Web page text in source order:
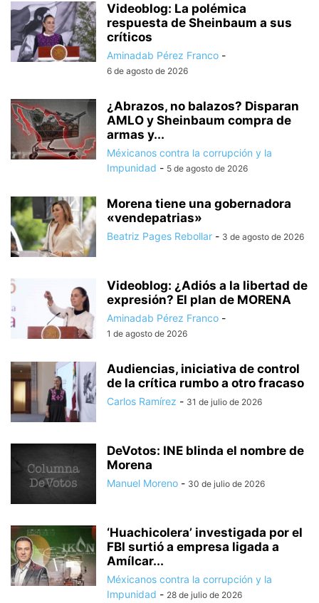
Videoblog: La polémica
respuesta de Sheinbaum a sus
críticos
Aminadab Pérez Franco -
6 de agosto de 2026
¿Abrazos, no balazos? Disparan
AMLO y Sheinbaum compra de
armas y...
Méxicanos contra la corrupción y la
Impunidad - 5 de agosto de 2026
Morena tiene una gobernadora
«vendepatrias»
Beatriz Pages Rebollar - 3 de agosto de 2026
Videoblog: ¿Adiós a la libertad de
expresión? El plan de MORENA
Aminadab Pérez Franco -
1 de agosto de 2026
Audiencias, iniciativa de control
de la crítica rumbo a otro fracaso
Carlos Ramírez - 31 de julio de 2026
DeVotos: INE blinda el nombre de
Morena
Manuel Moreno - 30 de julio de 2026
‘Huachicolera’ investigada por el
FBI surtió a empresa ligada a
Amílcar...
Méxicanos contra la corrupción y la
Impunidad - 28 de julio de 2026